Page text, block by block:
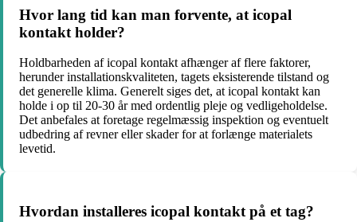
Hvor lang tid kan man forvente, at icopal
kontakt holder?
Holdbarheden af icopal kontakt afhænger af flere faktorer,
herunder installationskvaliteten, tagets eksisterende tilstand og
det generelle klima. Generelt siges det, at icopal kontakt kan
holde i op til 20-30 år med ordentlig pleje og vedligeholdelse.
Det anbefales at foretage regelmæssig inspektion og eventuelt
udbedring af revner eller skader for at forlænge materialets
levetid.
Hvordan installeres icopal kontakt på et tag?